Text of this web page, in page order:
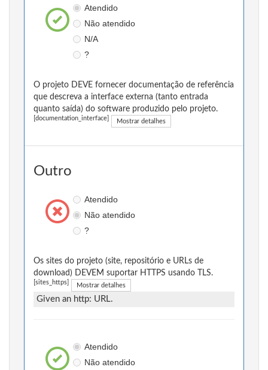
Atendido
Não atendido
N/A
?
O projeto DEVE fornecer documentação de referência
que descreva a interface externa (tanto entrada
quanto saída) do software produzido pelo projeto.
[documentation_interface] Mostrar detalhes
Outro
Atendido
Não atendido
?
Os sites do projeto (site, repositório e URLs de
download) DEVEM suportar HTTPS usando TLS.
[sites_https] Mostrar detalhes
Given an http: URL.
Atendido
Não atendido